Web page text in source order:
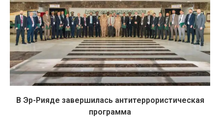
В Эр-Рияде завершилась антитеррористическая
программа